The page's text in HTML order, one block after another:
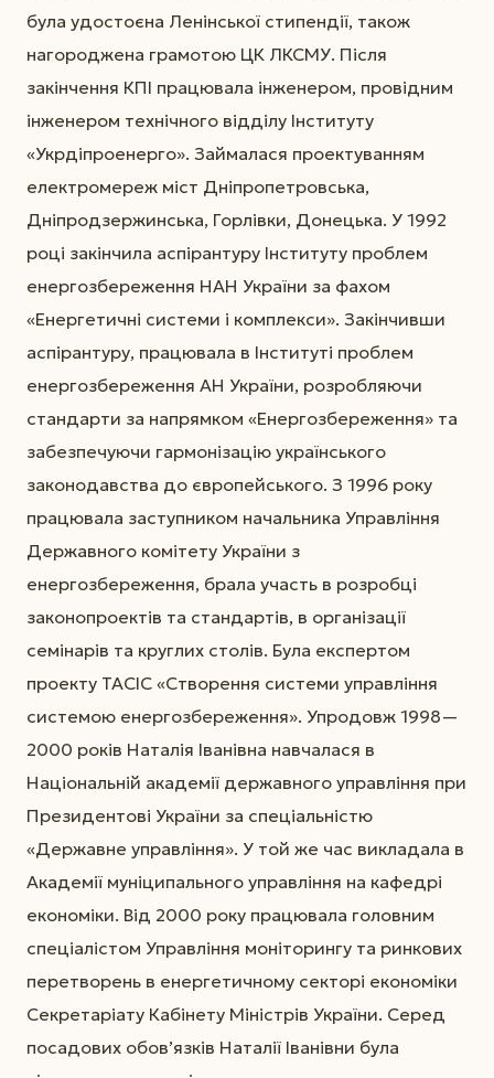
була удостоєна Ленінської стипендії, також
нагороджена грамотою ЦК ЛКСМУ. Після
закінчення КПІ працювала інженером, провідним
інженером технічного відділу Інституту
«Укрдіпроенерго». Займалася проектуванням
електромереж міст Дніпропетровська,
Дніпродзержинська, Горлівки, Донецька. У 1992
році закінчила аспірантуру Інституту проблем
енергозбереження НАН України за фахом
«Енергетичні системи і комплекси». Закінчивши
аспірантуру, працювала в Інституті проблем
енергозбереження АН України, розробляючи
стандарти за напрямком «Енергозбереження» та
забезпечуючи гармонізацію українського
законодавства до європейського. З 1996 року
працювала заступником начальника Управління
Державного комітету України з
енергозбереження, брала участь в розробці
законопроектів та стандартів, в організації
семінарів та круглих столів. Була експертом
проекту ТАСІС «Створення системи управління
системою енергозбереження». Упродовж 1998—
2000 років Наталія Іванівна навчалася в
Національній академії державного управління при
Президентові України за спеціальністю
«Державне управління». У той же час викладала в
Академії муніципального управління на кафедрі
економіки. Від 2000 року працювала головним
спеціалістом Управління моніторингу та ринкових
перетворень в енергетичному секторі економіки
Секретаріату Кабінету Міністрів України. Серед
посадових обов’язків Наталії Іванівни була